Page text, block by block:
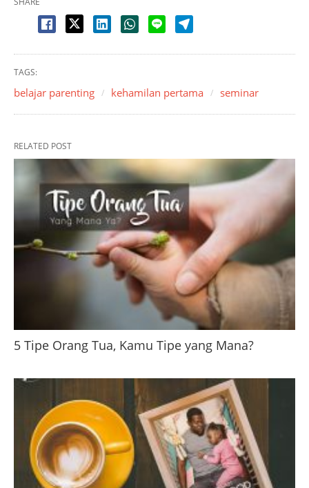
TAGS:
belajar parenting kehamilan pertama seminar
RELATED POST
5 Tipe Orang Tua, Kamu Tipe yang Mana?